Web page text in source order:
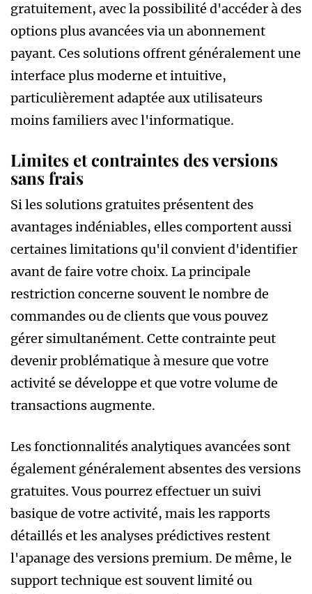
gratuitement, avec la possibilité d'accéder à des
options plus avancées via un abonnement
payant. Ces solutions offrent généralement une
interface plus moderne et intuitive,
particulièrement adaptée aux utilisateurs
moins familiers avec l'informatique.
Limites et contraintes des versions
sans frais
Si les solutions gratuites présentent des
avantages indéniables, elles comportent aussi
certaines limitations qu'il convient d'identifier
avant de faire votre choix. La principale
restriction concerne souvent le nombre de
commandes ou de clients que vous pouvez
gérer simultanément. Cette contrainte peut
devenir problématique à mesure que votre
activité se développe et que votre volume de
transactions augmente.
Les fonctionnalités analytiques avancées sont
également généralement absentes des versions
gratuites. Vous pourrez effectuer un suivi
basique de votre activité, mais les rapports
détaillés et les analyses prédictives restent
l'apanage des versions premium. De même, le
support technique est souvent limité ou